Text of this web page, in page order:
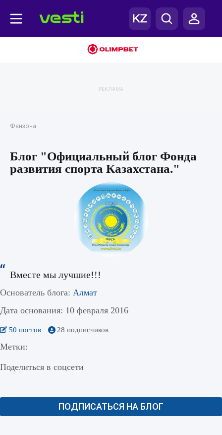
РЕКЛАМА
Фанзона
Блог "Официальный блог Фонда
развития спорта Казахстана."
Вместе мы лучшие!!!
Основатель блога: Алмат
Дата основания: 10 февраля 2016
50 постов 28 подписчиков
Метки:
Поделиться в соцсети
ПОДПИСАТЬСЯ НА БЛОГ